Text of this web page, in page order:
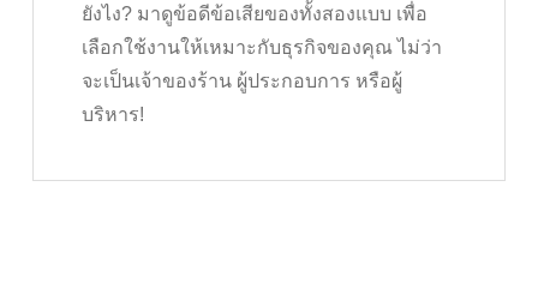
ยังไง? มาดูข้อดีข้อเสียของทั้งสองแบบ เพื่อ
เลือกใช้งานให้เหมาะกับธุรกิจของคุณ ไม่ว่า
จะเป็นเจ้าของร้าน ผู้ประกอบการ หรือผู้
บริหาร!